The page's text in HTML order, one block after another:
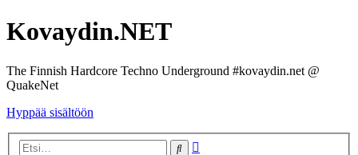
Kovaydin.NET
The Finnish Hardcore Techno Underground #kovaydin.net @
QuakeNet
Hyppää sisältöön
Etsi